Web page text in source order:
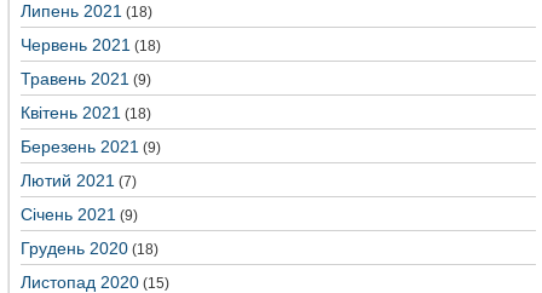
Липень 2021 (18)
Червень 2021 (18)
Травень 2021 (9)
Квітень 2021 (18)
Березень 2021 (9)
Лютий 2021 (7)
Січень 2021 (9)
Грудень 2020 (18)
Листопад 2020 (15)